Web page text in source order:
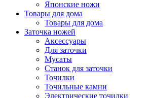
Японские ножи
Товары для дома
Товары для дома
Заточка ножей
Аксессуары
Для заточки
Мусаты
Станок для заточки
Точилки
Точильные камни
Электрические точилки